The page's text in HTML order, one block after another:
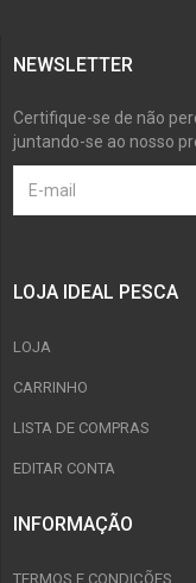
NEWSLETTER
Certifique-se de não
juntando-se ao nosso
LOJA IDEAL PESCA
LOJA
CARRINHO
LISTA DE COMPRAS
EDITAR CONTA
INFORMAÇÃO
TERMOS E CONDIÇÕES